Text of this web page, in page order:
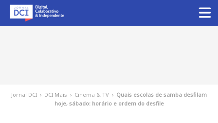
Jornal DCI › DCI Mais › Cinema & TV › Quais escolas de samba desfilam
hoje, sábado: horário e ordem do desfile